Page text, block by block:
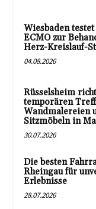
Wiesbaden
ECMO zur
Herz-Kreislauf-
04.08.2026
Rüsselsheim
temporären
Wandmalereien
Sitzmöbeln in
30.07.2026
Die besten
Rheingau für
Erlebnisse
28.07.2026